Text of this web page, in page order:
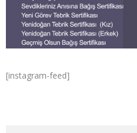
[instagram-feed]